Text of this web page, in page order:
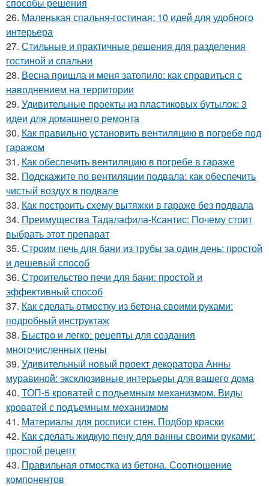
способы решения
26. Маленькая спальня-гостиная: 10 идей для удобного
интерьера
27. Стильные и практичные решения для разделения
гостиной и спальни
28. Весна пришла и меня затопило: как справиться с
наводнением на территории
29. Удивительные проекты из пластиковых бутылок: 3
идеи для домашнего ремонта
30. Как правильно установить вентиляцию в погребе под
гаражом
31. Как обеспечить вентиляцию в погребе в гараже
32. Подскажите по вентиляции подвала: как обеспечить
чистый воздух в подвале
33. Как построить схему вытяжки в гараже без подвала
34. Преимущества Тадалафила-Ксантис: Почему стоит
выбрать этот препарат
35. Строим печь для бани из трубы за один день: простой
и дешевый способ
36. Строительство печи для бани: простой и
эффективный способ
37. Как сделать отмостку из бетона своими руками:
подробный инструктаж
38. Быстро и легко: рецепты для создания
многочисленных пены
39. Удивительный новый проект декоратора Анны
муравиной: эксклюзивные интерьеры для вашего дома
40. ТОП-5 кроватей с подьемным механизмом. Виды
кроватей с подъемным механизмом
41. Материалы для росписи стен. Подбор краски
42. Как сделать жидкую пену для ванны своими руками:
простой рецепт
43. Правильная отмостка из бетона. Соотношение
компонентов